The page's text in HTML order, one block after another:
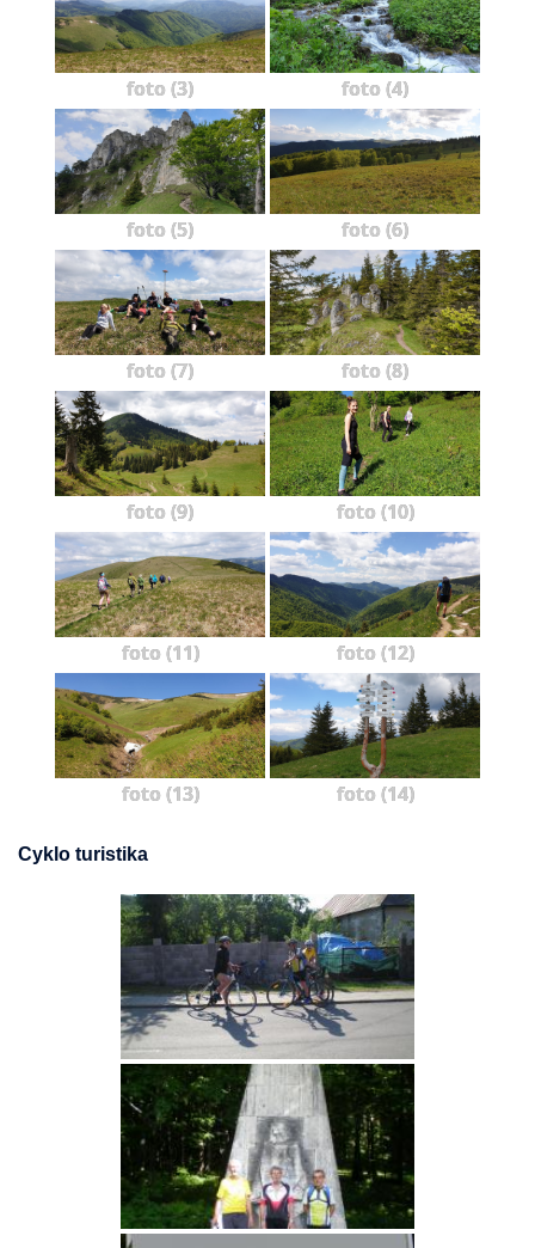
foto (3) foto (4)
foto (5) foto (6)
foto (7) foto (8)
foto (9) foto (10)
foto (11) foto (12)
foto (13) foto (14)
Cyklo turistika